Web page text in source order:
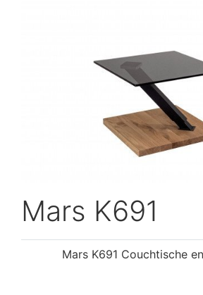
Mars K691
Mars K691 Couchtische